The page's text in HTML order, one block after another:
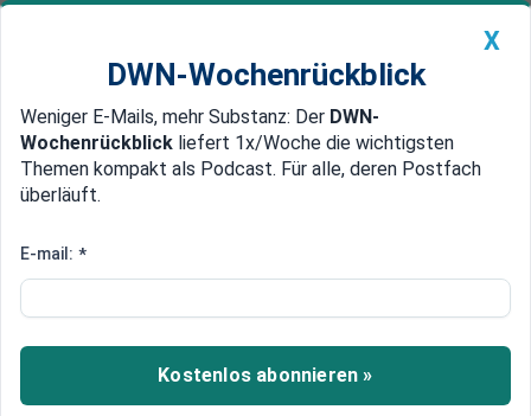
Newsticker MEIN DWN: Geldanlage Premium
Edelmetalle DWN-Magazin China
Bislang unbestätigter Zeitungsbericht
Kahlschlag bei Continental:
Berichte über zahlreiche
Werkschließungen in der
Antriebssparte
X
DWN-Wochenrückblick
Weniger E-Mails, mehr Substanz: Der DWN-
Wochenrückblick liefert 1x/Woche die wichtigsten
Themen kompakt als Podcast. Für alle, deren Postfach
überläuft.
E-mail: *
Kostenlos abonnieren »